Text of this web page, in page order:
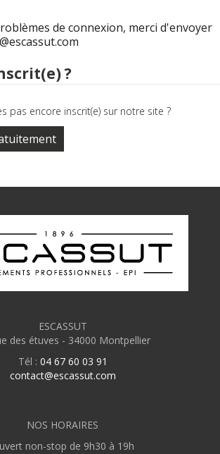
de connexion, merci d'envoyer
?
pas encore inscrit(e) sur notre site ?
ESCASSUT
des étuves - 34000 Montpellier
Tél : 04 67 60 03 91
contact@escassut.com
NOS HORAIRES
non-stop de 9h30 à 19h